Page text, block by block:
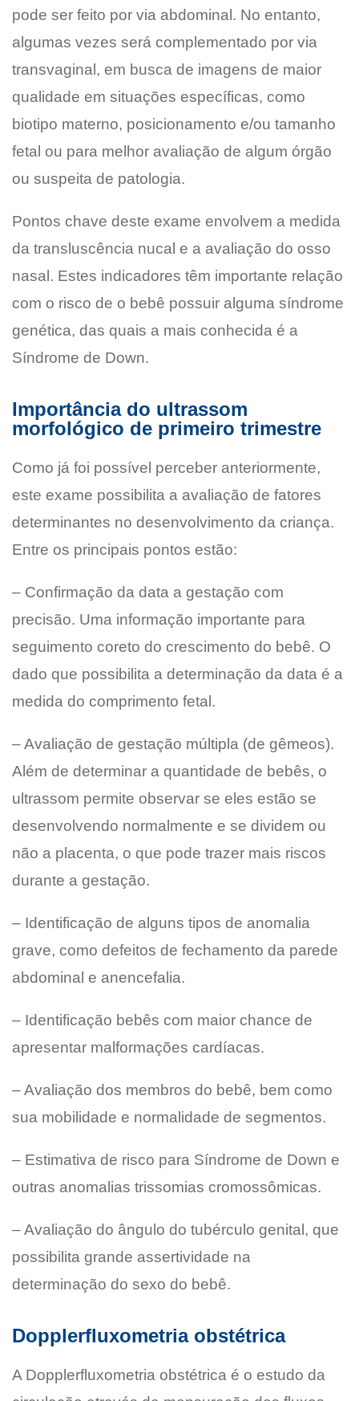
pode ser feito por via abdominal. No entanto,
algumas vezes será complementado por via
transvaginal, em busca de imagens de maior
qualidade em situações específicas, como
biotipo materno, posicionamento e/ou tamanho
fetal ou para melhor avaliação de algum órgão
ou suspeita de patologia.
Pontos chave deste exame envolvem a medida
da transluscência nucal e a avaliação do osso
nasal. Estes indicadores têm importante relação
com o risco de o bebê possuir alguma síndrome
genética, das quais a mais conhecida é a
Síndrome de Down.
Importância do ultrassom
morfológico de primeiro trimestre
Como já foi possível perceber anteriormente,
este exame possibilita a avaliação de fatores
determinantes no desenvolvimento da criança.
Entre os principais pontos estão:
– Confirmação da data a gestação com
precisão. Uma informação importante para
seguimento coreto do crescimento do bebê. O
dado que possibilita a determinação da data é a
medida do comprimento fetal.
– Avaliação de gestação múltipla (de gêmeos).
Além de determinar a quantidade de bebês, o
ultrassom permite observar se eles estão se
desenvolvendo normalmente e se dividem ou
não a placenta, o que pode trazer mais riscos
durante a gestação.
– Identificação de alguns tipos de anomalia
grave, como defeitos de fechamento da parede
abdominal e anencefalia.
– Identificação bebês com maior chance de
apresentar malformações cardíacas.
– Avaliação dos membros do bebê, bem como
sua mobilidade e normalidade de segmentos.
– Estimativa de risco para Síndrome de Down e
outras anomalias trissomias cromossômicas.
– Avaliação do ângulo do tubérculo genital, que
possibilita grande assertividade na
determinação do sexo do bebê.
Dopplerfluxometria obstétrica
A Dopplerfluxometria obstétrica é o estudo da